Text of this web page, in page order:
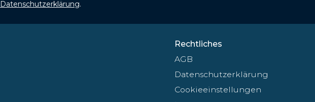
Datenschutzerklärung.
Rechtliches
AGB
Datenschutzerklärung
Cookieeinstellungen